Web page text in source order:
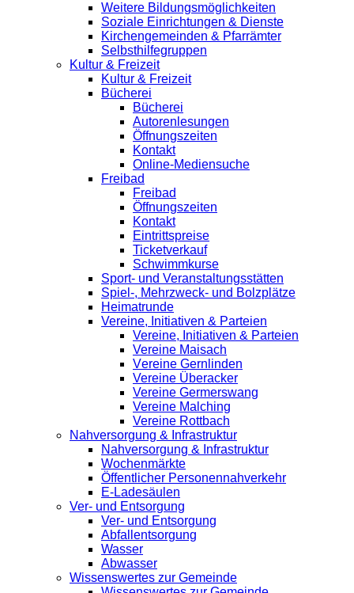
Weitere Bildungsmöglichkeiten
Soziale Einrichtungen & Dienste
Kirchengemeinden & Pfarrämter
Selbsthilfegruppen
Kultur & Freizeit
Kultur & Freizeit
Bücherei
Bücherei
Autorenlesungen
Öffnungszeiten
Kontakt
Online-Mediensuche
Freibad
Freibad
Öffnungszeiten
Kontakt
Eintrittspreise
Ticketverkauf
Schwimmkurse
Sport- und Veranstaltungsstätten
Spiel-, Mehrzweck- und Bolzplätze
Heimatrunde
Vereine, Initiativen & Parteien
Vereine, Initiativen & Parteien
Vereine Maisach
Vereine Gernlinden
Vereine Überacker
Vereine Germerswang
Vereine Malching
Vereine Rottbach
Nahversorgung & Infrastruktur
Nahversorgung & Infrastruktur
Wochenmärkte
Öffentlicher Personennahverkehr
E-Ladesäulen
Ver- und Entsorgung
Ver- und Entsorgung
Abfallentsorgung
Wasser
Abwasser
Wissenswertes zur Gemeinde